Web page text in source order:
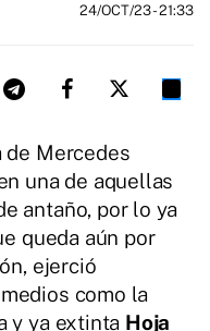
24/OCT/23- 21:33
de Mercedes
una de aquellas
antaño, por lo ya
queda aún por
ejerció
como la
y ya extinta Hoja